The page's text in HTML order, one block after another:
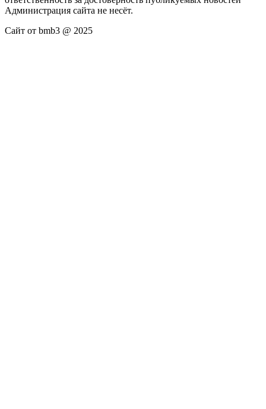
Администрация сайта не несёт.
Сайт от bmb3 @ 2025